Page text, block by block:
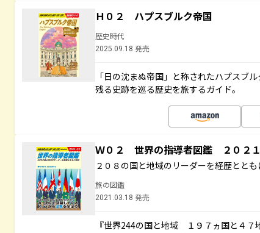
Ｈ０２ ハプスブルク帝国
歴史時代
2025.09.18 発売
「日の沈まぬ帝国」と称されたハプスブ
残る史跡を巡る歴史を旅するガイド。
Ｗ０２ 世界の指導者図鑑 ２０２
２０８の国と地域のリーダーを経歴とと
旅の図鑑
2021.03.18 発売
『世界244の国と地域 １９７ヵ国と４７